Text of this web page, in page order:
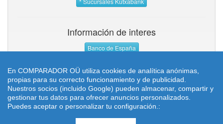
Información de interes
Banco de España
¿Qué es TopCredi?-Contacto-Aviso Legal
Buscador de oficinas bancarias, localizador de
En COMPARADOR OÜ utiliza cookies de analítica anónimas,
propias para su correcto funcionamiento y de publicidad.
Nuestros socios (incluido Google) pueden almacenar, compartir y
gestionar tus datos para ofrecer anuncios personalizados.
Puedes aceptar o personalizar tu configuración.: